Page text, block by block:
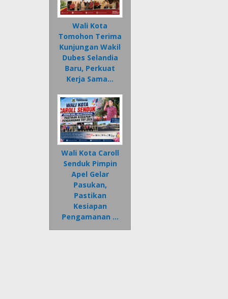
Wali Kota
Tomohon Terima
Kunjungan Wakil
Dubes Selandia
Baru, Perkuat
Kerja Sama…
Wali Kota Caroll
Senduk Pimpin
Apel Gelar
Pasukan,
Pastikan
Kesiapan
Pengamanan …